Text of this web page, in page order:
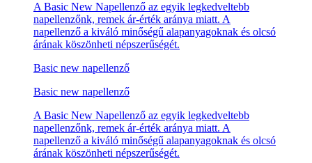
A Basic New Napellenző az egyik legkedveltebb
napellenzőnk, remek ár-érték aránya miatt. A
napellenző a kiváló minőségű alapanyagoknak és olcsó
árának köszönheti népszerűségét.
Basic new napellenző
Basic new napellenző
A Basic New Napellenző az egyik legkedveltebb
napellenzőnk, remek ár-érték aránya miatt. A
napellenző a kiváló minőségű alapanyagoknak és olcsó
árának köszönheti népszerűségét.